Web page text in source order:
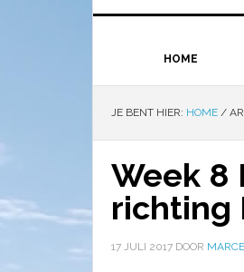
HOME
JE BENT HIER: HOME /
Week 8
richting
17 JULI 2017 DOOR